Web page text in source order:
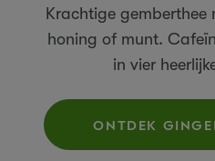
Krachtige gemberthee
honing of munt.
in vier
ONTDEK